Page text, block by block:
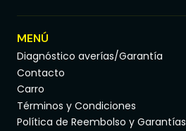
MENÚ
Diagnóstico averías/Garantía
Contacto
Carro
Términos y Condiciones
Política de Reembolso y Garantías